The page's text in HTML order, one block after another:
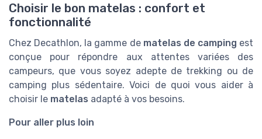
Choisir le bon matelas : confort et
fonctionnalité
Chez Decathlon, la gamme de matelas de camping est
conçue pour répondre aux attentes variées des
campeurs, que vous soyez adepte de trekking ou de
camping plus sédentaire. Voici de quoi vous aider à
choisir le matelas adapté à vos besoins.
Pour aller plus loin